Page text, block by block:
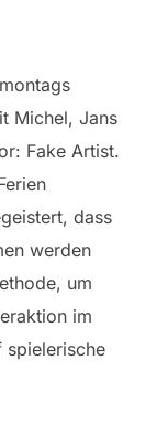
Michel, Jans
Fake Artist.
dass
werden
um
im
spielerische